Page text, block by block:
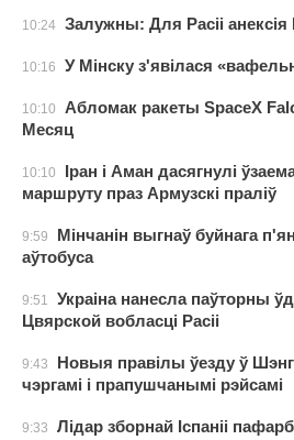
10:24 Залужны: Для Расіі
10:16 У Мінску з'явілася
10:10
Абломак ракеты SpaceX
Месяц
10:10
Іран і Аман дасягнулі
маршруту праз Армузскі праліў
9:59
Мінчанін выгнаў буйнага
аўтобуса
9:51
Украіна нанесла паўторны
Цвярской вобласці Расіі
9:43
Новыя правілы ўезду ў
чэргамі і прапушчанымі рэйсамі
9:33
Лідар зборнай Іспаніі